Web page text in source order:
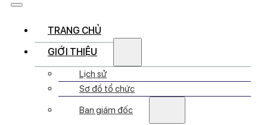
TRANG CHỦ
GIỚI THIỆU
Lịch sử
Sơ đồ tổ chức
Ban giám đốc